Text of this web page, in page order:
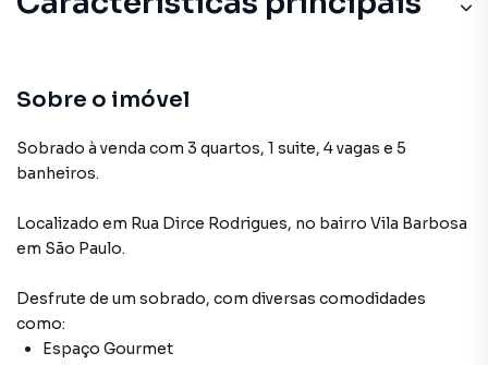
Sobre o imóvel
Sobrado à venda com 3 quartos, 1 suite, 4 vagas e 5
banheiros.
Localizado em Rua Dirce Rodrigues, no bairro Vila Barbosa
em São Paulo.
Desfrute de um sobrado, com diversas comodidades
como:
Espaço Gourmet